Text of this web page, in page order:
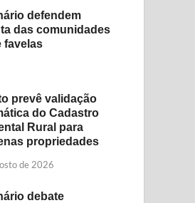
defendem
das comunidades
favelas
prevê validação
do Cadastro
Rural para
propriedades
de 2026
debate